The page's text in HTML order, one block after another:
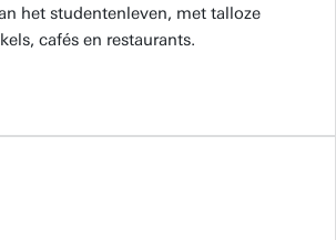
het studentenleven, met talloze
cafés en restaurants.